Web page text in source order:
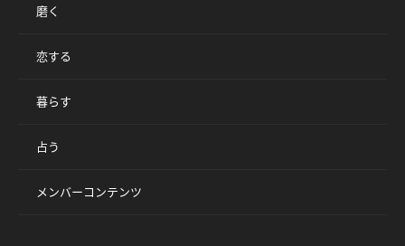
磨く
恋する
暮らす
占う
メンバーコンテンツ